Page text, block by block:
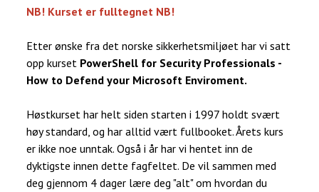
NB! Kurset er fulltegnet NB!
Etter ønske fra det norske sikkerhetsmiljøet har vi satt
opp kurset PowerShell for Security Professionals -
How to Defend your Microsoft Enviroment.
Høstkurset har helt siden starten i 1997 holdt svært
høy standard, og har alltid vært fullbooket. Årets kurs
er ikke noe unntak. Også i år har vi hentet inn de
dyktigste innen dette fagfeltet. De vil sammen med
deg gjennom 4 dager lære deg "alt" om hvordan du